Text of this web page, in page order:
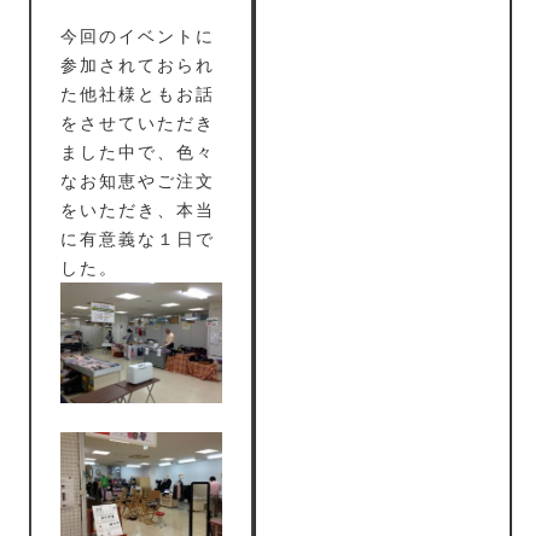
今回のイベントに
参加されておられ
た他社様ともお話
をさせていただき
ました中で、色々
なお知恵やご注文
をいただき、本当
に有意義な１日で
した。